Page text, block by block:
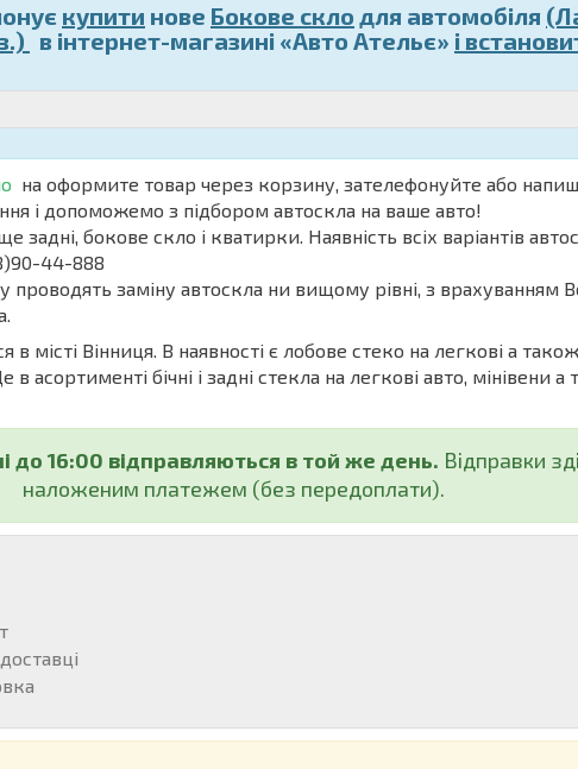
купити нове Бокове скло для автомобіля
в інтернет-магазині «Авто Ательє» і
на оформите товар через корзину, зателефонуйте або
і допоможемо з підбором автоскла на ваше авто!
задні, бокове скло і кватирки. Наявність всіх варіантів
44-888
проводять заміну автоскла ни вищому рівні, з врахуванням
місті Вінниця. В наявності є лобове стеко на легкові а
асортименті бічні і задні стекла на легкові авто, мінівени а
до 16:00 відправляються в той же день. Відправки
наложеним платежем (без передоплати).